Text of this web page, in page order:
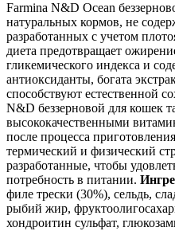
Farmina N&D Ocean
натуральных кормов, не
разработанных с учетом
диета предотвращает
гликемического индекса и
антиоксиданты, богата
способствуют естественной
N&D беззерновой для кошек
высококачественными
после процесса
термический и физический
разработанные, чтобы
потребность в питании.
филе трески (30%), сельдь,
рыбий жир,
хондроитин сульфат,